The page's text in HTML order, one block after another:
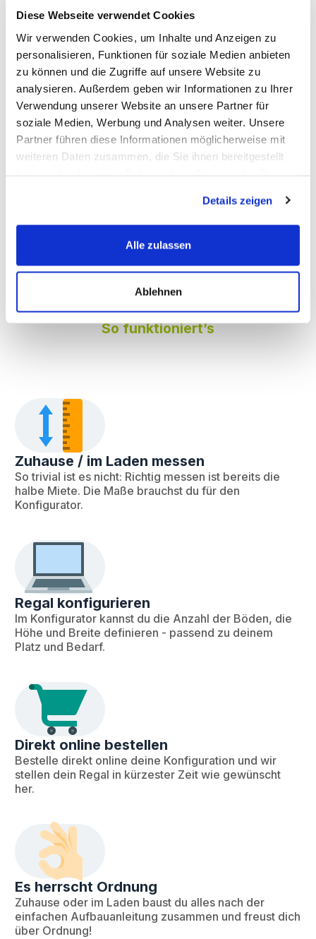
Diese Webseite verwendet Cookies
Wir verwenden Cookies, um Inhalte und Anzeigen zu
personalisieren, Funktionen für soziale Medien anbieten
zu können und die Zugriffe auf unsere Website zu
analysieren. Außerdem geben wir Informationen zu Ihrer
Verwendung unserer Website an unsere Partner für
soziale Medien, Werbung und Analysen weiter. Unsere
Partner führen diese Informationen möglicherweise mit
weiteren Daten zusammen, die Sie ihnen bereitgestellt
Details zeigen
Alle zulassen
Ablehnen
Büro oder Verkaufsfläche
Ein Regal, das gut aussieht und richtig was trägt. Ideal für Shops,
Hofläden oder Ausstellungsräume – macht einen sauberen
Eindruck und hält ordentlich was aus.
Jetzt konfigurieren
Niedrig-Lagerflächen (bspw. 3m
Nicht jeder hat (oder braucht) Hallenhöhe – unser Holzregal ist
wie gemacht für Lagerräume mit niedriger Decke. Du nutzt die
Jetzt konfigurieren
So funktioniert’s
Zuhause / im Laden messen
So trivial ist es nicht: Richtig messen ist bereits die
halbe Miete. Die Maße brauchst du für den
Konfigurator.
Regal konfigurieren
Im Konfigurator kannst du die Anzahl der Böden, die
Höhe und Breite definieren - passend zu deinem
Platz und Bedarf.
Direkt online bestellen
Bestelle direkt online deine Konfiguration und wir
stellen dein Regal in kürzester Zeit wie gewünscht
her.
Es herrscht Ordnung
Zuhause oder im Laden baust du alles nach der
einfachen Aufbauanleitung zusammen und freust dich
über Ordnung!